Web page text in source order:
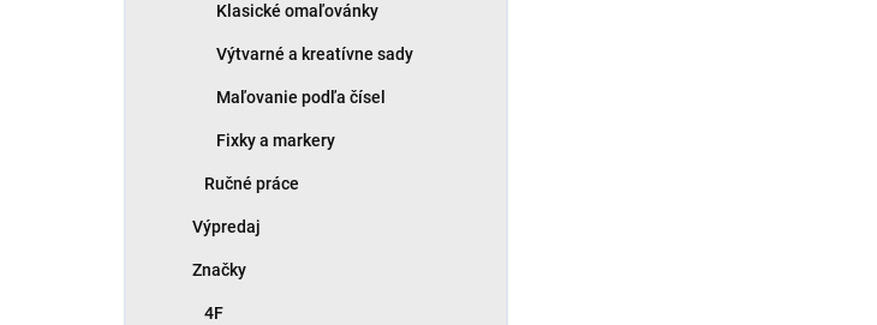
Klasické omaľovánky
Výtvarné a kreatívne sady
Maľovanie podľa čísel
Fixky a markery
Ručné práce
Výpredaj
Značky
4F